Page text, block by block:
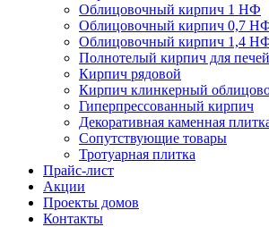
Облицовочный кирпич 1 НФ
Облицовочный кирпич 0,7
Облицовочный кирпич 1,4
Полнотелый кирпич для
Кирпич рядовой
Кирпич клинкерный
Гиперпрессованный кирпич
Декоративная каменная
Сопутствующие товары
Тротуарная плитка
Прайс-лист
Акции
Проекты домов
Контакты